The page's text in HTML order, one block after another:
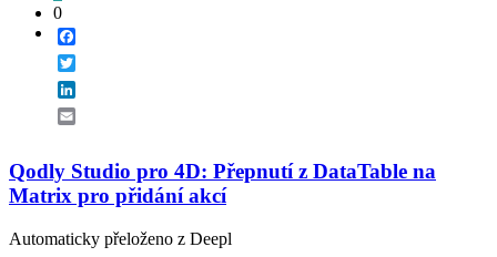
0
Qodly Studio pro 4D: Přepnutí z DataTable na
Matrix pro přidání akcí
Automaticky přeloženo z Deepl